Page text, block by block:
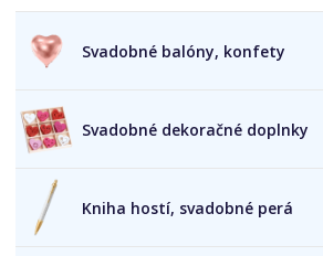
Svadobné balóny, konfety
Svadobné dekoračné doplnky
Kniha hostí, svadobné perá